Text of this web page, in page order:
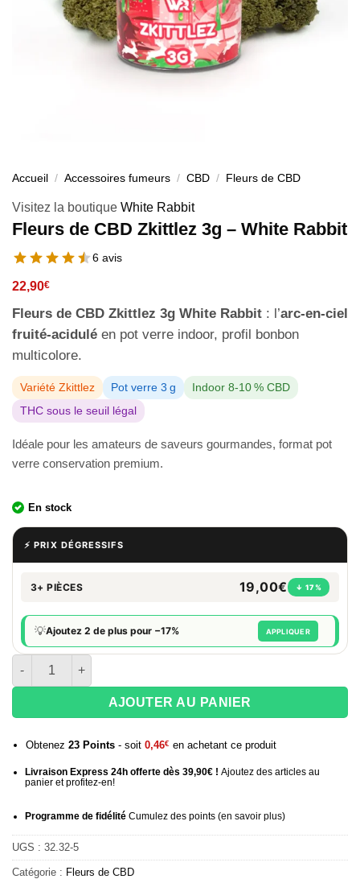
Accueil / Accessoires fumeurs / CBD / Fleurs de CBD
Visitez la boutique White Rabbit
Fleurs de CBD Zkittlez 3g – White Rabbit
6 avis
22,90€
Fleurs de CBD Zkittlez 3g White Rabbit : l’arc-en-ciel
fruité-acidulé en pot verre indoor, profil bonbon
multicolore.
Variété Zkittlez Pot verre 3 g
Indoor 8-10 % CBD
THC sous le seuil légal
Idéale pour les amateurs de saveurs gourmandes, format pot
verre conservation premium.
En stock
⚡ PRIX DÉGRESSIFS
3+ PIÈCES 19,00€ ↓ 17%
💡Ajoutez 2 de plus pour −17% APPLIQUER
quantité de Fleurs de CBD Zkittlez 3g - White Rabbit
AJOUTER AU PANIER
Obtenez 23Points- soit 0,46€ en achetant ce produit
Livraison Express 24h offerte dès 39,90€ ! Ajoutez des articles au
panier et profitez-en!
Programme de fidélitéCumulez des points (en savoir plus)
UGS : 32.32-5
Catégorie : Fleurs de CBD